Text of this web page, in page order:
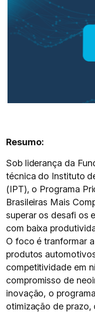
Resumo:
Sob liderança da
técnica do Instituto
(IPT), o Programa
Brasileiras Mais
superar os desafi os
com baixa
O foco é tranformar
produtos
competitividade em
compromisso de
inovação, o
otimização de